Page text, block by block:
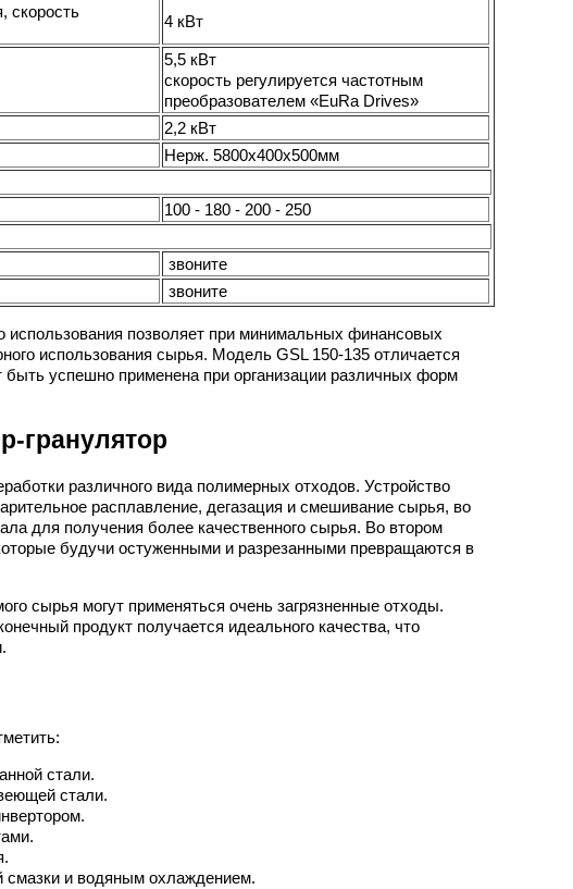
скорость
4 кВт
5,5 кВт
скорость регулируется частотным
преобразователем «EuRa Drives»
2,2 кВт
Нерж. 5800х400х500мм
100 - 180 - 200 - 250
звоните
звоните
позволяет при минимальных финансовых
использования сырья. Модель GSL 150-135 отличается
успешно применена при организации различных форм
гранулятор
различного вида полимерных отходов. Устройство
расплавление, дегазация и смешивание сырья, во
для получения более качественного сырья. Во втором
будучи остуженными и разрезанными превращаются в
сырья могут применяться очень загрязненные отходы.
продукт получается идеального качества, что
стали.
стали.
смазки и водяным охлаждением.